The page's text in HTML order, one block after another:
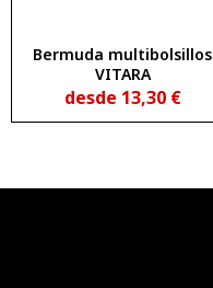
Bermuda multibolsillos
VITARA
desde 13,30 €